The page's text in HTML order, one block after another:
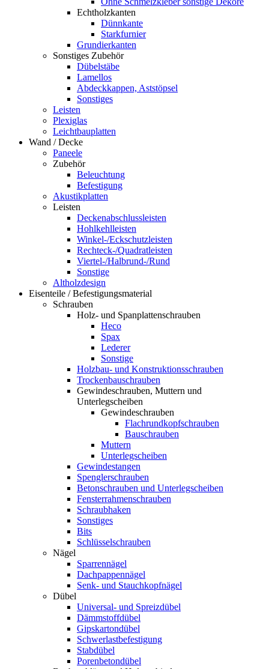
Echtholzkanten
Dünnkante
Starkfurnier
Grundierkanten
Sonstiges Zubehör
Dübelstäbe
Lamellos
Abdeckkappen, Aststöpsel
Sonstiges
Leisten
Plexiglas
Leichtbauplatten
Wand / Decke
Paneele
Zubehör
Beleuchtung
Befestigung
Akustikplatten
Leisten
Deckenabschlussleisten
Hohlkehlleisten
Winkel-/Eckschutzleisten
Rechteck-/Quadratleisten
Viertel-/Halbrund-/Rund
Sonstige
Altholzdesign
Eisenteile / Befestigungsmaterial
Schrauben
Holz- und Spanplattenschrauben
Heco
Spax
Lederer
Sonstige
Holzbau- und Konstruktionsschrauben
Trockenbauschrauben
Gewindeschrauben, Muttern und
Unterlegscheiben
Gewindeschrauben
Flachrundkopfschrauben
Bauschrauben
Muttern
Unterlegscheiben
Gewindestangen
Spenglerschrauben
Betonschrauben und Unterlegscheiben
Fensterrahmenschrauben
Schraubhaken
Sonstiges
Bits
Schlüsselschrauben
Nägel
Sparrennägel
Dachpappennägel
Senk- und Stauchkopfnägel
Dübel
Universal- und Spreizdübel
Dämmstoffdübel
Gipskartondübel
Schwerlastbefestigung
Stabdübel
Porenbetondübel